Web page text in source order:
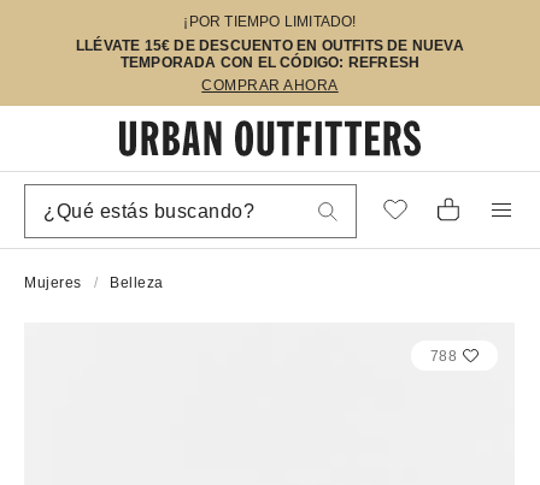
¡POR TIEMPO LIMITADO!
LLÉVATE 15€ DE DESCUENTO EN OUTFITS DE NUEVA
TEMPORADA CON EL CÓDIGO: REFRESH
COMPRAR AHORA
Mujeres Belleza
788